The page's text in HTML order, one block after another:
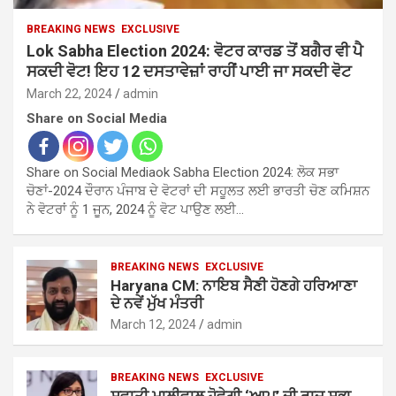
BREAKING NEWS EXCLUSIVE
Lok Sabha Election 2024: ਵੋਟਰ ਕਾਰਡ ਤੋਂ ਬਗੈਰ ਵੀ ਪੈ
ਸਕਦੀ ਵੋਟ! ਇਹ 12 ਦਸਤਾਵੇਜ਼ਾਂ ਰਾਹੀਂ ਪਾਈ ਜਾ ਸਕਦੀ ਵੋਟ
March 22, 2024 admin
Share on Social Media
Share on Social Mediaok Sabha Election 2024: ਲੋਕ ਸਭਾ
ਚੋਣਾਂ-2024 ਦੌਰਾਨ ਪੰਜਾਬ ਦੇ ਵੋਟਰਾਂ ਦੀ ਸਹੂਲਤ ਲਈ ਭਾਰਤੀ ਚੋਣ ਕਮਿਸ਼ਨ
ਨੇ ਵੋਟਰਾਂ ਨੂੰ 1 ਜੂਨ, 2024 ਨੂੰ ਵੋਟ ਪਾਉਣ ਲਈ…
BREAKING NEWS EXCLUSIVE
Haryana CM: ਨਾਇਬ ਸੈਣੀ ਹੋਣਗੇ ਹਰਿਆਣਾ
ਦੇ ਨਵੇਂ ਮੁੱਖ ਮੰਤਰੀ
March 12, 2024 admin
BREAKING NEWS EXCLUSIVE